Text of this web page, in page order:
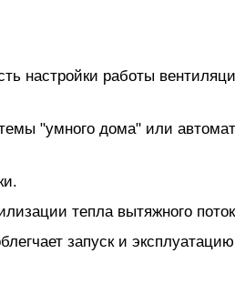
настройки работы
"умного дома" или
тепла вытяжного
запуск и эксплуатацию